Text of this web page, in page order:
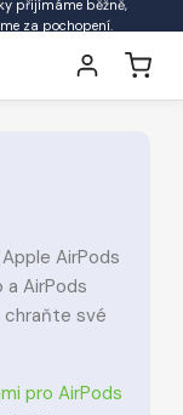
přijímáme běžně,
za pochopení.
AirPods
a AirPods
chraňte své
pro AirPods